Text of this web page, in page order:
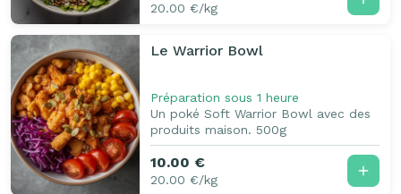
20.00 €/kg
Le Warrior Bowl
Préparation sous 1 heure
Un poké Soft Warrior Bowl avec des
produits maison. 500g
10.00 €
20.00 €/kg